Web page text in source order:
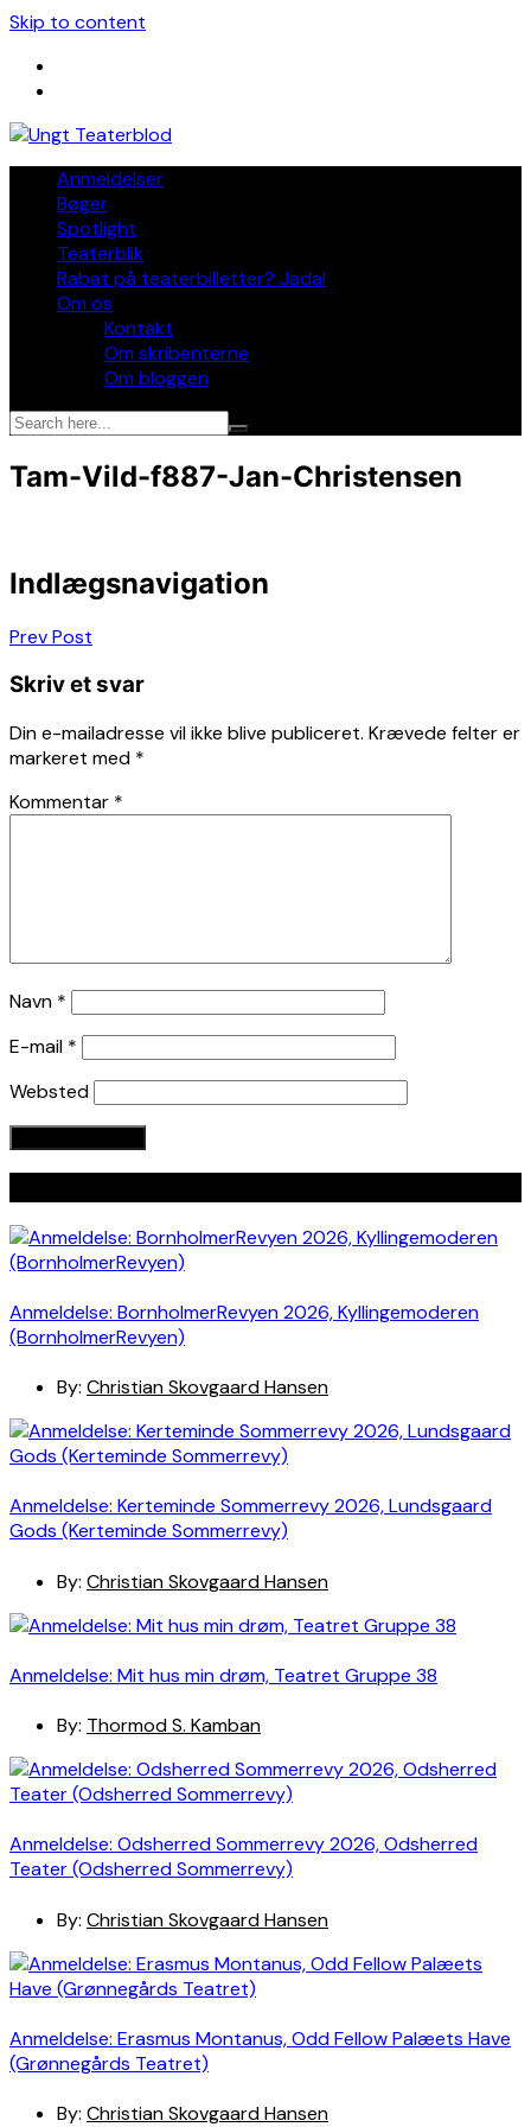
Skip to content
Anmeldelser
Bøger
Spotlight
Teaterblik
Rabat på teaterbilletter? Jada!
Om os
Kontakt
Om skribenterne
Om bloggen
Tam-Vild-f887-Jan-Christensen
Indlægsnavigation
Prev Post
Skriv et svar
Din e-mailadresse vil ikke blive publiceret. Krævede felter er
markeret med *
Kommentar *
Navn *
E-mail *
Websted
Anmeldelse: BornholmerRevyen 2026, Kyllingemoderen
(BornholmerRevyen)
By: Christian Skovgaard Hansen
Anmeldelse: Kerteminde Sommerrevy 2026, Lundsgaard
Gods (Kerteminde Sommerrevy)
By: Christian Skovgaard Hansen
Anmeldelse: Mit hus min drøm, Teatret Gruppe 38
By: Thormod S. Kamban
Anmeldelse: Odsherred Sommerrevy 2026, Odsherred
Teater (Odsherred Sommerrevy)
By: Christian Skovgaard Hansen
Anmeldelse: Erasmus Montanus, Odd Fellow Palæets Have
(Grønnegårds Teatret)
By: Christian Skovgaard Hansen